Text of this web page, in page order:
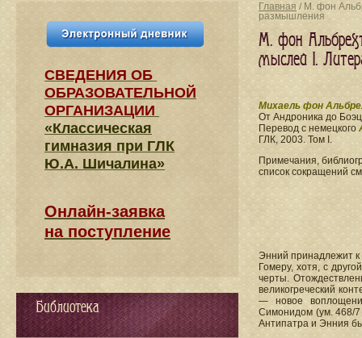
Главная / М. фон
размышления
М. фон
мыслей I.
Михаель фон
От Андроника до
Перевод с немецкого
ГЛК, 2003. Том I.
Примечания,
список сокращений
Энний принадлежит к
Гомеру, хотя, с
черты.
великогреческий
— новое
Симонидом (ум. 468/7
Антипатра и Энния
СВЕДЕНИЯ​ ОБ
ОБРАЗОВАТЕЛЬНОЙ
ОРГАНИЗАЦИИ
«Классическая
гимназия при ГЛК
Ю.А. Шичалина»
Онлайн-заявка
на поступление
Библиотека